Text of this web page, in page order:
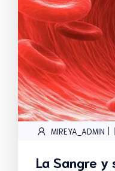
MIREYA_ADMIN |
La Sangre y